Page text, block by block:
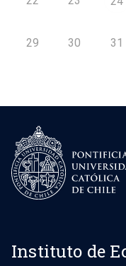
29 30 31
Instituto de